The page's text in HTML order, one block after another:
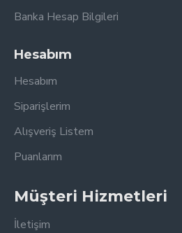
Banka Hesap Bilgileri
Hesabım
Hesabım
Siparişlerim
Alışveriş Listem
Puanlarım
Müşteri Hizmetleri
İletişim